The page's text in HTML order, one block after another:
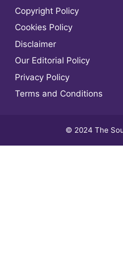
Copyright Policy
Cookies Policy
Disclaimer
Our Editorial Policy
Privacy Policy
Terms and Conditions
© 2024 The